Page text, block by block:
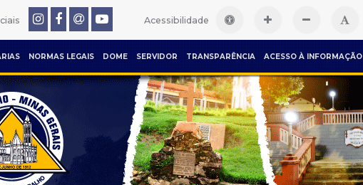
Acessibilidade
NORMAS LEGAIS DOME SERVIDOR TRANSPARÊNCIA ACESSO À INFORMAÇÃO